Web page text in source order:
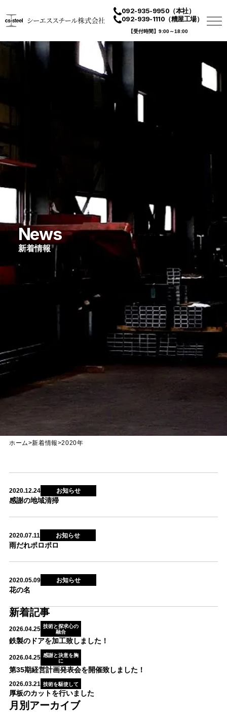
092-935-9950 （本社）
092-939-1110 （糟屋工場）
【受付時間】9:00～18:00
News
新着情報
ホーム>新着情報>2020年
2020.12.24 お知らせ
感謝の地域清掃
2020.07.11 お知らせ
雨だれポロポロ
2020.05.09 お知らせ
花の名
新着記事
2026.04.25 技術と探求心の
融合
鉄製のドアを加工致しました！
2026.04.25 感謝と決意を胸
に
第35期経営計画発表会を開催致しました！
2026.03.21 技術を駆使して
厚板のカットを行いました
月別アーカイブ